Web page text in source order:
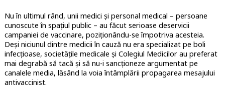
Nu în ultimul rând, unii medici și personal medical – persoane
cunoscute în spațiul public – au făcut serioase deservicii
campaniei de vaccinare, poziționându-se împotriva acesteia.
Deși niciunul dintre medicii în cauză nu era specializat pe boli
infecțioase, societățile medicale și Colegiul Medicilor au preferat
mai degrabă să tacă și să nu-i sancționeze argumentat pe
canalele media, lăsând la voia întâmplării propagarea mesajului
antivaccinist.